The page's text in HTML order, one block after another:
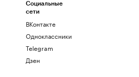
Социальные
сети
ВКонтакте
Одноклассники
Telegram
Дзен